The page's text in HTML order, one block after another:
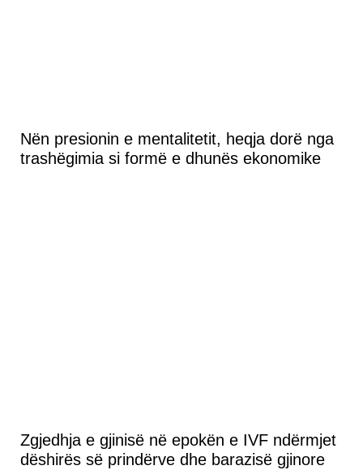
Nën presionin e mentalitetit, heqja dorë nga
trashëgimia si formë e dhunës ekonomike
Zgjedhja e gjinisë në epokën e IVF ndërmjet
dëshirës së prindërve dhe barazisë gjinore